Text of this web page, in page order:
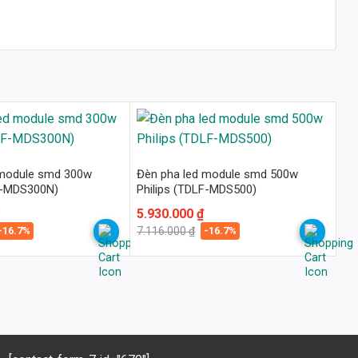
smd 300w
Đèn pha led module smd 500w
Philips (TDLF-MDS500)
7.116.000₫
Giá
gốc
là:
5.930.000₫
Giá
hiện
tại
5.930.000 ₫.
-16.7%